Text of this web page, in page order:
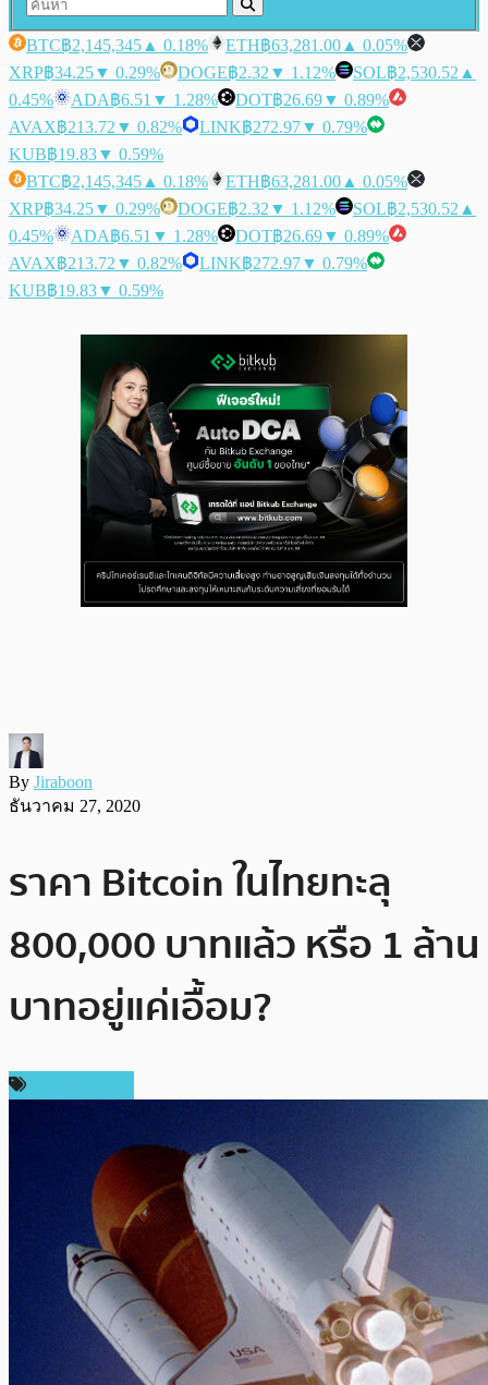
BTC฿2,145,345 ▲ 0.18% ETH฿63,281.00 ▲ 0.05%
XRP฿34.25▼ 0.29% DOGE฿2.32 ▼ 1.12% SOL฿2,530.52 ▲
0.45%
ADA฿6.51 ▼ 1.28% DOT฿26.69▼ 0.89%
AVAX฿213.72 ▼ 0.82% LINK฿272.97▼ 0.79%
KUB฿19.83▼ 0.59%
BTC฿2,145,345 ▲ 0.18% ETH฿63,281.00 ▲ 0.05%
XRP฿34.25▼ 0.29% DOGE฿2.32 ▼ 1.12% SOL฿2,530.52 ▲
0.45%
ADA฿6.51 ▼ 1.28% DOT฿26.69▼ 0.89%
AVAX฿213.72 ▼ 0.82% LINK฿272.97▼ 0.79%
KUB฿19.83▼ 0.59%
By Jiraboon
ธันวาคม 27, 2020
ราคา Bitcoin ในไทยทะลุ
800,000 บาทแล้ว หรือ 1 ล้าน
บาทอยู่แค่เอื้อม?